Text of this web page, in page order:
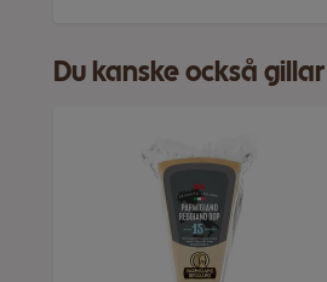
Du kanske också gillar